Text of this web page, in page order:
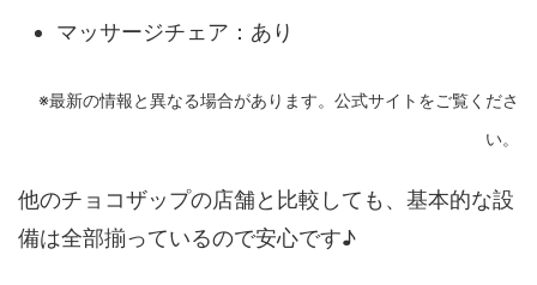
マッサージチェア：あり
※最新の情報と異なる場合があります。公式サイトをご覧くださ
い。
他のチョコザップの店舗と比較しても、基本的な設
備は全部揃っているので安心です♪